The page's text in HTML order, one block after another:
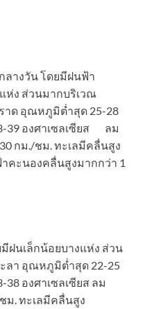
างวัน โดยมีฝนฟ้า
ห่ง ส่วนมากบริเวณ
าด อุณหภูมิต่ำสุด 25-28
39 องศาเซลเซียส ลม
กม./ชม. ทะเลมีคลื่นสูง
คะนองคลื่นสูงมากกว่า 1
ฝนเล็กน้อยบางแห่ง ส่วน
ลา อุณหภูมิต่ำสุด 22-25
องศาเซลเซียส ลม
ม. ทะเลมีคลื่นสูง